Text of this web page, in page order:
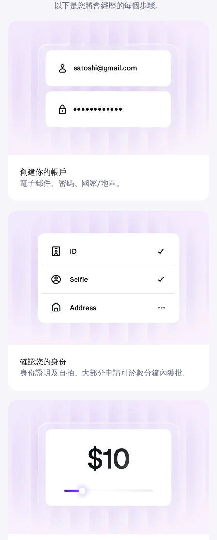
整指南
以下是您將會經歷的每個步驟。
創建你的帳戶
電子郵件、密碼、國家/地區。
確認您的身份
身份證明及自拍。大部分申請可於數分鐘內獲批。